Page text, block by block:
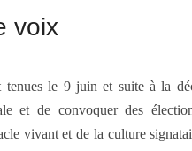
voix
tenues le 9 juin et suite à la
et de convoquer des
vivant et de la culture